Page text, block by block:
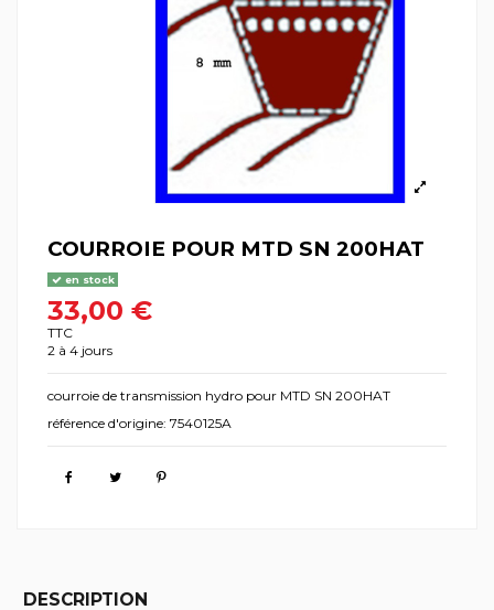
COURROIE POUR MTD SN 200HAT
en stock
33,00 €
TTC
2 à 4 jours
courroie de transmission hydro pour MTD SN 200HAT
référence d'origine: 7540125A
DESCRIPTION